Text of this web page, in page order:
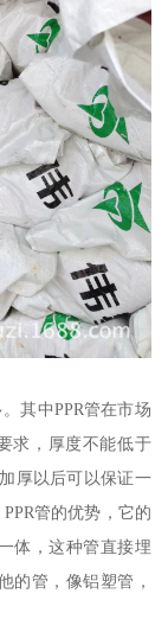
其中PPR管在市场
求，厚度不能低于
厚以后可以保证一
管的优势，它的
体，这种管直接埋
的管，像铝塑管，